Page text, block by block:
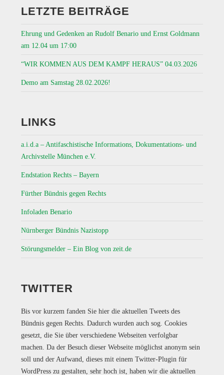
LETZTE BEITRÄGE
Ehrung und Gedenken an Rudolf Benario und Ernst Goldmann
am 12.04 um 17:00
“WIR KOMMEN AUS DEM KAMPF HERAUS” 04.03.2026
Demo am Samstag 28.02.2026!
LINKS
a.i.d.a – Antifaschistische Informations, Dokumentations- und
Archivstelle München e.V.
Endstation Rechts – Bayern
Fürther Bündnis gegen Rechts
Infoladen Benario
Nürnberger Bündnis Nazistopp
Störungsmelder – Ein Blog von zeit.de
TWITTER
Bis vor kurzem fanden Sie hier die aktuellen Tweets des
Bündnis gegen Rechts. Dadurch wurden auch sog. Cookies
gesetzt, die Sie über verschiedene Webseiten verfolgbar
machen. Da der Besuch dieser Webseite möglichst anonym sein
soll und der Aufwand, dieses mit einem Twitter-Plugin für
WordPress zu gestalten, sehr hoch ist, haben wir die aktuellen